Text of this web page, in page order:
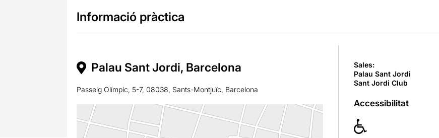
Informació pràctica
Palau Sant Jordi, Barcelona
Passeig Olímpic, 5-7, 08038, Sants-Montjuïc, Barcelona
Sales:
Palau Sant Jordi
Sant Jordi Club
Accessibilitat